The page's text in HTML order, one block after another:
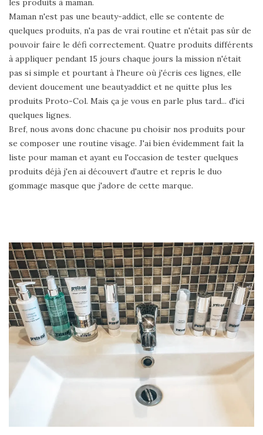
les produits à maman.
Maman n'est pas une beauty-addict, elle se contente de
quelques produits, n'a pas de vrai routine et n'était pas sûr de
pouvoir faire le défi correctement. Quatre produits différents
à appliquer pendant 15 jours chaque jours la mission n'était
pas si simple et pourtant à l'heure où j'écris ces lignes, elle
devient doucement une beautyaddict et ne quitte plus les
produits Proto-Col. Mais ça je vous en parle plus tard... d'ici
quelques lignes.
Bref, nous avons donc chacune pu choisir nos produits pour
se composer une routine visage. J'ai bien évidemment fait la
liste pour maman et ayant eu l'occasion de tester quelques
produits déjà j'en ai découvert d'autre et repris le duo
gommage masque que j'adore de cette marque.